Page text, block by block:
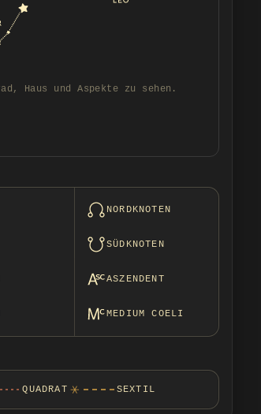
Haus und Aspekte zu sehen.
NORDKNOTEN
SÜDKNOTEN
ASZENDENT
MEDIUM COELI
QUADRAT ⚹ SEXTIL